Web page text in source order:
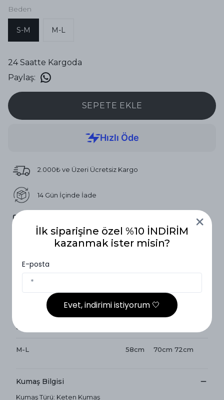
Beden
S-M M-L
24 Saatte Kargoda
Paylaş:
SEPETE EKLE
2.000₺ ve Üzeri Ücretsiz Kargo
14 Gün İçinde İade
Beden Tablosu (S-M/M-L)
Beden Tablosu (S-M/M-L) Göğüs Boy Kol Boy
S-M
M-L 58cm 70cm 72cm
Kumaş Bilgisi
Kumaş Türü: Keten Kumaş
İlk siparişine özel %10 İNDİRİM
kazanmak ister misin?
E-posta
Evet, indirimi istiyorum 🤍